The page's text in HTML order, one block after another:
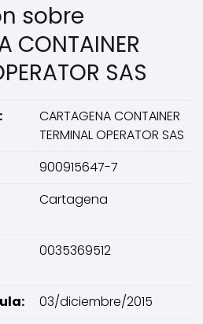
sobre
CONTAINER
SAS
CARTAGENA CONTAINER
TERMINAL OPERATOR SAS
900915647-7
Cartagena
0035369512
03/diciembre/2015